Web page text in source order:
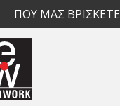
ΠΟΥ ΜΑΣ ΒΡΙΣΚΕΤΕ